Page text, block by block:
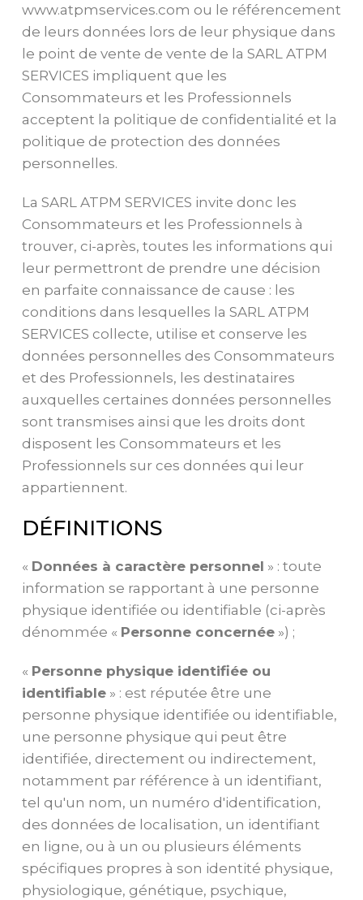
www.atpmservices.com ou le référencement
de leurs données lors de leur physique dans
le point de vente de vente de la SARL ATPM
SERVICES impliquent que les
Consommateurs et les Professionnels
acceptent la politique de confidentialité et la
politique de protection des données
personnelles.
La SARL ATPM SERVICES invite donc les
Consommateurs et les Professionnels à
trouver, ci-après, toutes les informations qui
leur permettront de prendre une décision
en parfaite connaissance de cause : les
conditions dans lesquelles la SARL ATPM
SERVICES collecte, utilise et conserve les
données personnelles des Consommateurs
et des Professionnels, les destinataires
auxquelles certaines données personnelles
sont transmises ainsi que les droits dont
disposent les Consommateurs et les
Professionnels sur ces données qui leur
appartiennent.
DÉFINITIONS
« Données à caractère personnel » : toute
information se rapportant à une personne
physique identifiée ou identifiable (ci-après
dénommée « Personne concernée») ;
« Personne physique identifiée ou
identifiable» : est réputée être une
personne physique identifiée ou identifiable,
une personne physique qui peut être
identifiée, directement ou indirectement,
notamment par référence à un identifiant,
tel qu'un nom, un numéro d'identification,
des données de localisation, un identifiant
en ligne, ou à un ou plusieurs éléments
spécifiques propres à son identité physique,
physiologique, génétique, psychique,